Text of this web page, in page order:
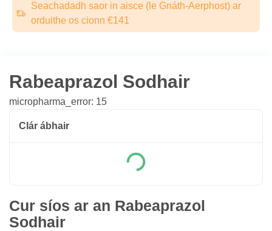
Seachadadh saor in aisce (le Gnáth-Aerphost) ar
orduithe os cionn €141
Rabeaprazol Sodhair
micropharma_error: 15
Clár ábhair
Cur síos ar an Rabeaprazol
Sodhair